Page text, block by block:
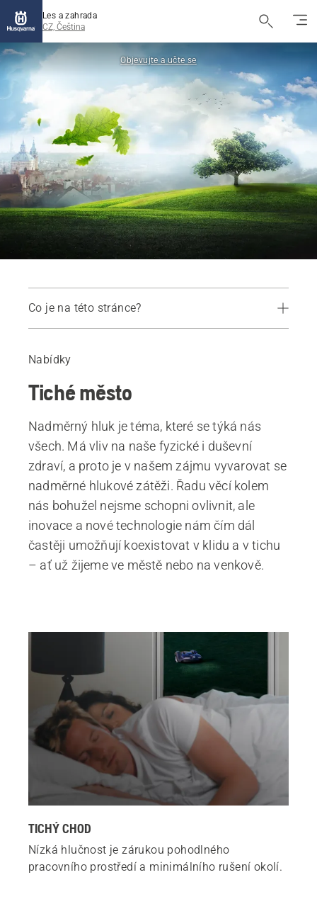
Les a zahrada
CZ, Čeština
Objevujte a učte se
Co je na této stránce?
Nabídky
Tiché město
Nadměrný hluk je téma, které se týká nás
všech. Má vliv na naše fyzické i duševní
zdraví, a proto je v našem zájmu vyvarovat se
nadměrné hlukové zátěži. Řadu věcí kolem
nás bohužel nejsme schopni ovlivnit, ale
inovace a nové technologie nám čím dál
častěji umožňují koexistovat v klidu a v tichu
– ať už žijeme ve městě nebo na venkově.
TICHÝ CHOD
Nízká hlučnost je zárukou pohodlného
pracovního prostředí a minimálního rušení okolí.